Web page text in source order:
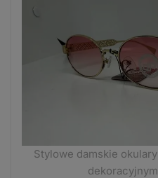
Stylowe damskie